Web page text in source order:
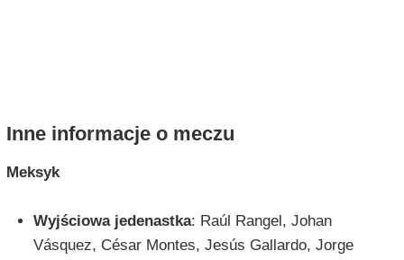
Inne informacje o meczu
Meksyk
Wyjściowa jedenastka: Raúl Rangel, Johan
Vásquez, César Montes, Jesús Gallardo, Jorge